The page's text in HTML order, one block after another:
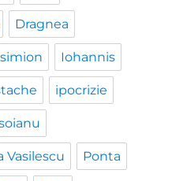
Dragnea
Iohannis
ipocrizie
Vasilescu Ponta